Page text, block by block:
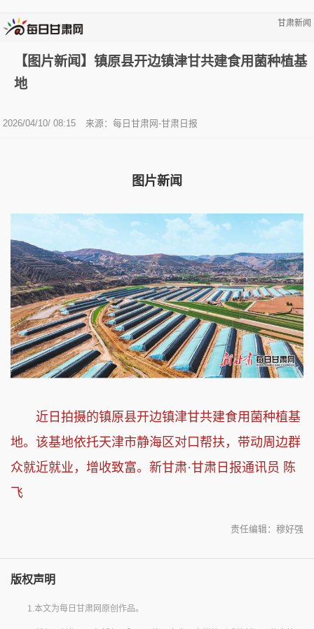
甘肃新闻
【图片新闻】镇原县开边镇津甘共建食用菌种植基
地
2026/04/10/ 08:15 来源：每日甘肃网-甘肃日报
图片新闻
近日拍摄的镇原县开边镇津甘共建食用菌种植基
地。该基地依托天津市静海区对口帮扶，带动周边群
众就近就业，增收致富。新甘肃·甘肃日报通讯员 陈
飞
责任编辑：穆好强
版权声明
1.本文为每日甘肃网原创作品。